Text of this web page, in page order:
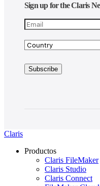
Sign up for the Claris
Claris
Productos
Claris FileMaker
Claris Studio
Claris Connect